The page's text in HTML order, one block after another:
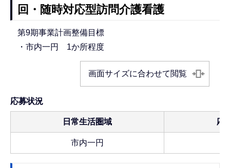
回・随時対応型訪問介護看護
第9期事業計画整備目標
・市内一円 1か所程度
画面サイズに合わせて閲覧
応募状況
日常生活圏域 応
市内一円